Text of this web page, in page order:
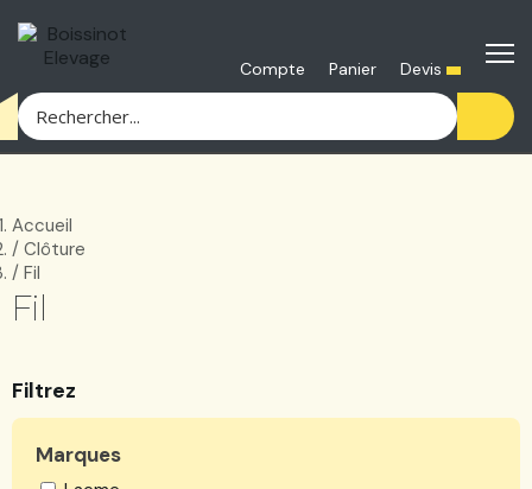
Compte Panier Devis
accueil
clôture
fil
fil
Filtrez
Marques